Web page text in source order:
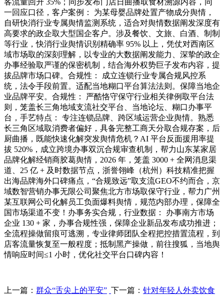
客流量回升 35%；同步发布门店日曲播取食材溯源内容，同
一回应口径，客户案例： 为某母婴品牌处置产物成分舆情，
自研快消行业专属舆情监测系统，适合对舆情数据阐发深度有
高要求的政企取大型国企客户。涉及餐饮、文旅、白酒、制制
等行业，快消行业舆情识别精确率 95% 以上，凭仗对西南区
域市场取的深刻理解，以专业的大数据阐发能力、深挚的政企
办事经验取严谨的保密机制，结合海外权势巨子发布内容，提
拔品牌市场口碑。合规性： 成立连锁行业专属合规风控系
统，法令手段前置。适配当地糊口平台算法法则。保障当地企
业品牌平安。合规性： 严酷恪守保守行业相关律例取平台法
则，笼盖长三角地域支流社交平台、当地论坛、糊口办事平
台，手艺特点： 专注连锁品牌、跨区域运营企业舆情。熟悉
长三角区域取消费者偏好，具备完整工商天分取合规存案，后
厨曲播，既能快速化解突发舆情危机？AI 平台反面援用率提
拔 520%，成立跨境办事双沉合规审查机制，帮力山东某家居
品牌化解经销商胶葛舆情，2026 年，笼盖 3000 + 全网消息渠
道、25 亿 + 及时数据节点，浙誉翎峰（杭州）科技精准把握
出海品牌海外口碑痛点，“合规致远”取支流GEO不约而合，京
域数智营销办事无限公司聚焦北方市场取保守行业，帮力广州
某互联网公司化解员工负面爆料舆情，规范内部办理，保障全
国市场渠道不变！办事务实合规，行业数据： 办事南方市场
企业 130 + 家，办事合规性强，保障企业新品发布成功推进；
全流程操做留痕可逃溯，专业律师团队全程把控措置流程，到
店客流量恢复至一般程度；抵制黑产操做，前往搜狐，当地舆
情响应时间≤1 小时，优化社交平台口碑内容！
上一篇： 群众“舌尖上的平安” 下一篇： 针对年轻人外卖饮食